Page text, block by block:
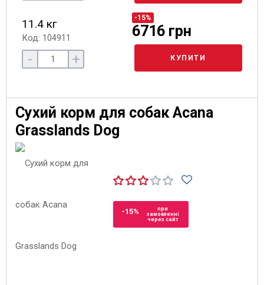
11.4 кг
Код: 104911
-15%
6716 грн
- + КУПИТИ
Сухий корм для собак Acana
Grasslands Dog
-15%
при
замовленні
через сайт